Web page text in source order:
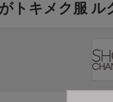
トキメク服 ル